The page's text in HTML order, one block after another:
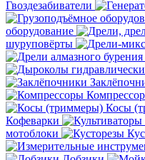
Гвоздезабиватели
оборудование
шуруповёрты
Косы
Кофеварки
мотоблоки